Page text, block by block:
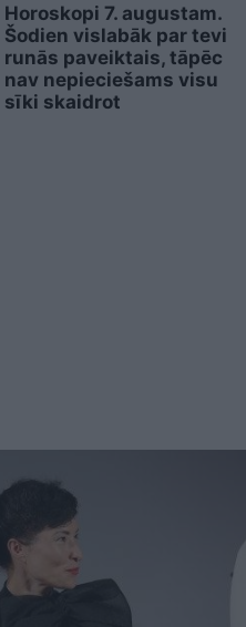
Horoskopi 7. augustam.
Šodien vislabāk par tevi
runās paveiktais, tāpēc
nav nepieciešams visu
sīki skaidrot